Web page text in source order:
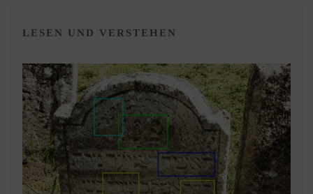
LESEN UND VERSTEHEN